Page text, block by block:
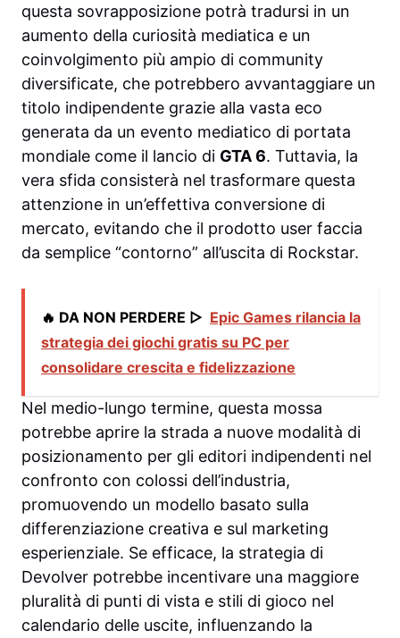
questa sovrapposizione potrà tradursi in un
aumento della curiosità mediatica e un
coinvolgimento più ampio di community
diversificate, che potrebbero avvantaggiare un
titolo indipendente grazie alla vasta eco
generata da un evento mediatico di portata
mondiale come il lancio di GTA 6. Tuttavia, la
vera sfida consisterà nel trasformare questa
attenzione in un’effettiva conversione di
mercato, evitando che il prodotto user faccia
da semplice “contorno” all’uscita di Rockstar.
🔥 DA NON PERDERE ▷ Epic Games rilancia la
strategia dei giochi gratis su PC per
consolidare crescita e fidelizzazione
Nel medio-lungo termine, questa mossa
potrebbe aprire la strada a nuove modalità di
posizionamento per gli editori indipendenti nel
confronto con colossi dell’industria,
promuovendo un modello basato sulla
differenziazione creativa e sul marketing
esperienziale. Se efficace, la strategia di
Devolver potrebbe incentivare una maggiore
pluralità di punti di vista e stili di gioco nel
calendario delle uscite, influenzando la